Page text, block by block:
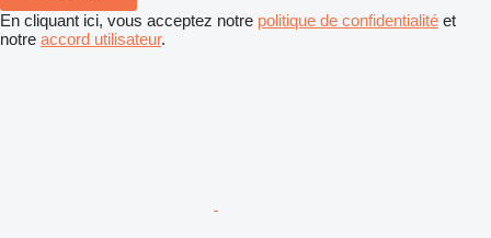
En cliquant ici, vous acceptez notre politique de confidentialité et
notre accord utilisateur.